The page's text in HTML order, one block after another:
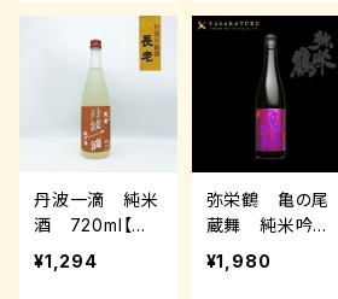
丹波一滴 純米
酒 720ml【長
老】
¥1,294
弥栄鶴 亀の尾
蔵舞 純米吟
醸 720ml【竹
野酒造】
¥1,980